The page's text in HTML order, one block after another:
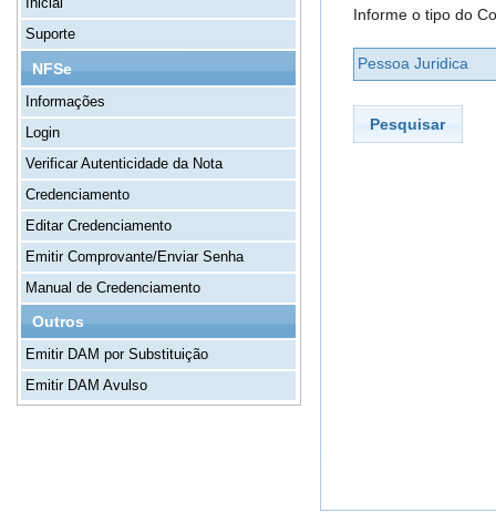
Suporte
NFSe
Informações
Login
Verificar Autenticidade da Nota
Credenciamento
Editar Credenciamento
Emitir Comprovante/Enviar Senha
Manual de Credenciamento
Outros
Emitir DAM por Substituição
Emitir DAM Avulso
Informe o tipo do
Pessoa Juridica
Pesquisar